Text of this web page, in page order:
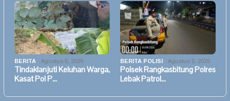
BERITA Agustus 5, 2026
Tindaklanjuti Keluhan Warga,
Kasat Pol P…
BERITA POLISI Agustus 5, 2026
Polsek Rangkasbitung Polres
Lebak Patrol…